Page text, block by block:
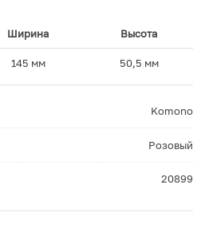
Ширина Высота
145 мм 50,5 мм
Komono
Розовый
20899